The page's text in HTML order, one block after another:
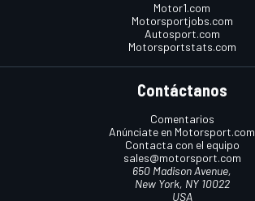
Motor1.com
Motorsportjobs.com
Autosport.com
Motorsportstats.com
Contáctanos
Comentarios
Anúnciate en Motorsport.com
Contacta con el equipo
sales@motorsport.com
650 Madison Avenue,
New York, NY 10022
USA